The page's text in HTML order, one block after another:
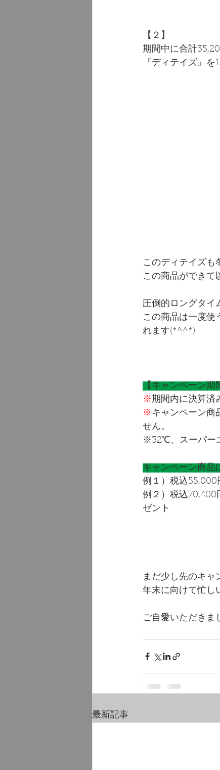
【２】
期間中に合計
『ディテイズ』
このディテイズ
この商品ができて
圧倒的ロングタ
この商品は一度使
れます(*^^*)
【キャンペーン
※期間内に決算済
※キャンペーン商
せん。
※32℃、スーパー
キャンペーン商品
例１）税込55,000
例２）税込70,400
ゼント
まだ少し先のキ
年末に向けて忙し
ご自愛いただきま
最新記事